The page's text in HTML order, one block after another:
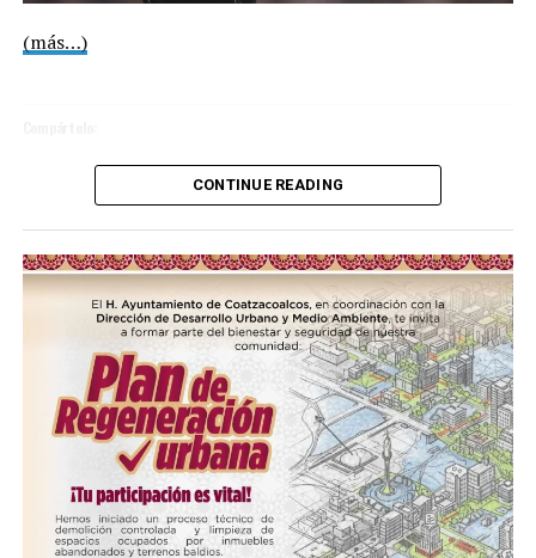
(más…)
Me gusta esto:
COMPARTE ESTA INFORMACIÓN
CONTINUE READING